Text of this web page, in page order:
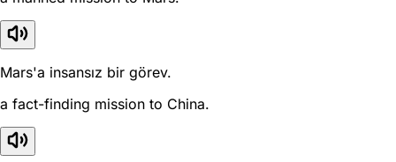
Mars'a insansız bir görev.
a fact-finding mission to China.